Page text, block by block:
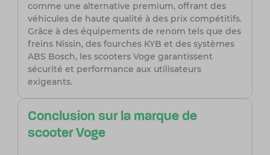
comme une alternative premium, offrant des
véhicules de haute qualité à des prix compétitifs.
Grâce à des équipements de renom tels que des
freins Nissin, des fourches KYB et des systèmes
ABS Bosch, les scooters Voge garantissent
sécurité et performance aux utilisateurs
exigeants.
Conclusion sur la marque de
scooter Voge